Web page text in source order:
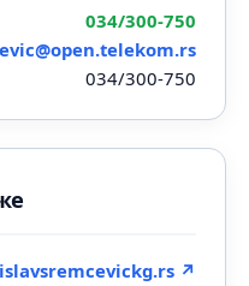
034/300-750
034/300-750
↗